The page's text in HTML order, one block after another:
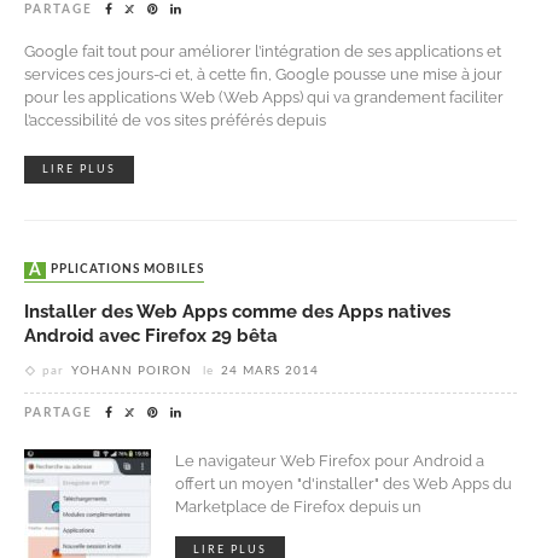
PARTAGE
Google fait tout pour améliorer l’intégration de ses applications et
services ces jours-ci et, à cette fin, Google pousse une mise à jour
pour les applications Web (Web Apps) qui va grandement faciliter
l’accessibilité de vos sites préférés depuis
LIRE PLUS
APPLICATIONS MOBILES
Installer des Web Apps comme des Apps natives
Android avec Firefox 29 bêta
par YOHANN POIRON le 24 MARS 2014
PARTAGE
Le navigateur Web Firefox pour Android a
offert un moyen "d'installer" des Web Apps du
Marketplace de Firefox depuis un
LIRE PLUS